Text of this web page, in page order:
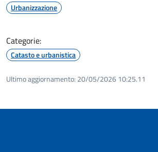
Urbanizzazione
Categorie:
Catasto e urbanistica
Ultimo aggiornamento: 20/05/2026 10:25.11